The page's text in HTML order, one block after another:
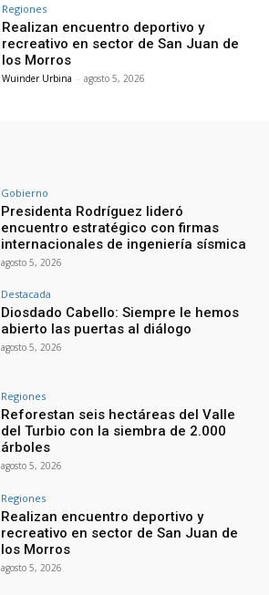
Regiones
Realizan encuentro deportivo y
recreativo en sector de San Juan de
los Morros
Wuinder Urbina - agosto 5, 2026
Gobierno
Presidenta Rodríguez lideró
encuentro estratégico con firmas
internacionales de ingeniería sísmica
agosto 5, 2026
Destacada
Diosdado Cabello: Siempre le hemos
abierto las puertas al diálogo
agosto 5, 2026
Regiones
Reforestan seis hectáreas del Valle
del Turbio con la siembra de 2.000
árboles
agosto 5, 2026
Regiones
Realizan encuentro deportivo y
recreativo en sector de San Juan de
los Morros
agosto 5, 2026